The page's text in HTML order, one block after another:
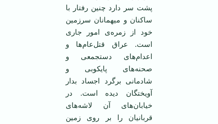
پشت سر دارد چنين رفتار با
ساکنان و ميهمانان سرزمين
خود از زمره‌ی امور جاری
است. عراق قتل‌عام‌ها و
اعدام‌های دستجمعی و
صحنه‌های پايکوبی و
شادمانی برگرد اجساد بدار
آويختگان ديده است. در
خيابان‌های آن لاشه‌های
قربانيان را بر روی زمين